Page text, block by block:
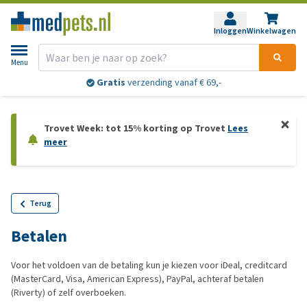
InloggenWinkelwagen
Menu
Gratis verzending vanaf € 69,-
Trovet Week: tot 15% korting op Trovet Lees
meer
Terug
Betalen
Voor het voldoen van de betaling kun je kiezen voor iDeal, creditcard
(MasterCard, Visa, American Express), PayPal, achteraf betalen
(Riverty) of zelf overboeken.